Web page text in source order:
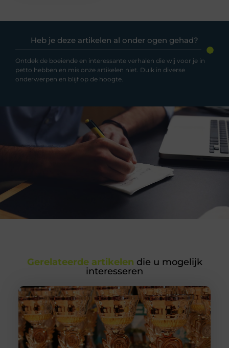
Heb je deze artikelen al onder ogen gehad?
Ontdek de boeiende en interessante verhalen die wij voor je in
petto hebben en mis onze artikelen niet. Duik in diverse
onderwerpen en blijf op de hoogte.
Gerelateerde artikelen die u mogelijk
interesseren